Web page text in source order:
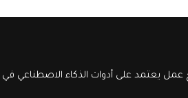
يعتمد على أدوات الذكاء الاصطناعي في